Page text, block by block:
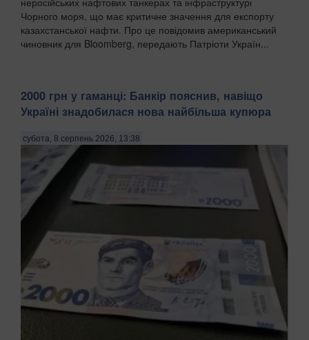
Чорного моря, що має критичне значення для експорту
казахстанської нафти. Про це повідомив американський
чиновник для Bloomberg, передають Патріоти Україн...
2000 грн у гаманці: Банкір пояснив, навіщо
Україні знадобилася нова найбільша купюра
субота, 8 серпень 2026, 13:38